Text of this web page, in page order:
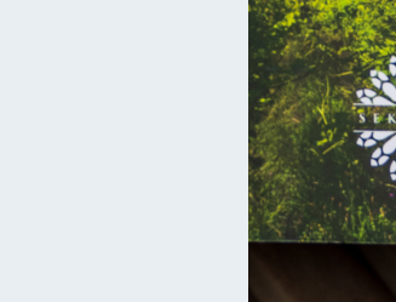
W blasku ostatniego stosu
to urokliwe miasteczko przy historycznej granicy
Aż do I rozbioru Polski był jedną z najważniejszych